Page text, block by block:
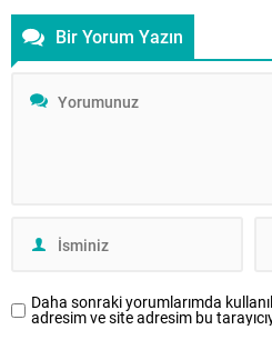
İstanbul Aile Vakfı tarafından
tarafından yayımlanan hakemli ve
akademik Aile Dergisi’nin
psikolojik, örgütsel ve manevi
aile alanındaki güncel
sayıda,...
Bir Yorum Yazın
Daha sonraki yorumlarımda
adresim ve site adresim bu